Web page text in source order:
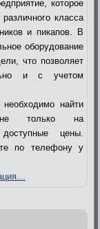
которое
класса
и пикапов. В
оборудование
что позволяет
и с учетом
найти
не только на
цены.
по телефону у